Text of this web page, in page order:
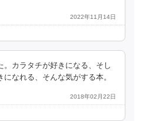
2022年11月14日
。カラタチが好きになる、そし
なれる、そんな気がする本。
2018年02月22日